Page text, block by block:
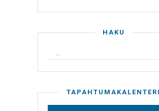
HAKU
TAPAHTUMAKALENTERI